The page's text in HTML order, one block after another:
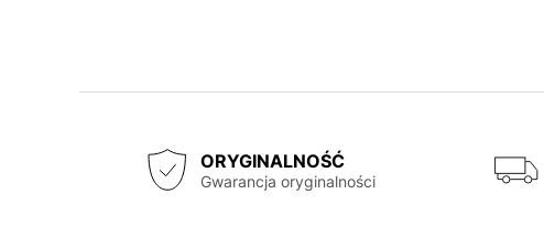
ORYGINALNOŚĆ
Gwarancja oryginalności